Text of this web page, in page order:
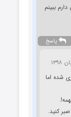
ببینم
پاسخ
شده اما
کنید.